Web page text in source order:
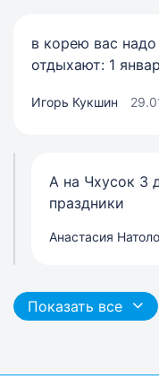
в корею вас
отдыхают: 1
Игорь Кукшин
А на Чхусок 3
праздники
Анастасия
Показать все